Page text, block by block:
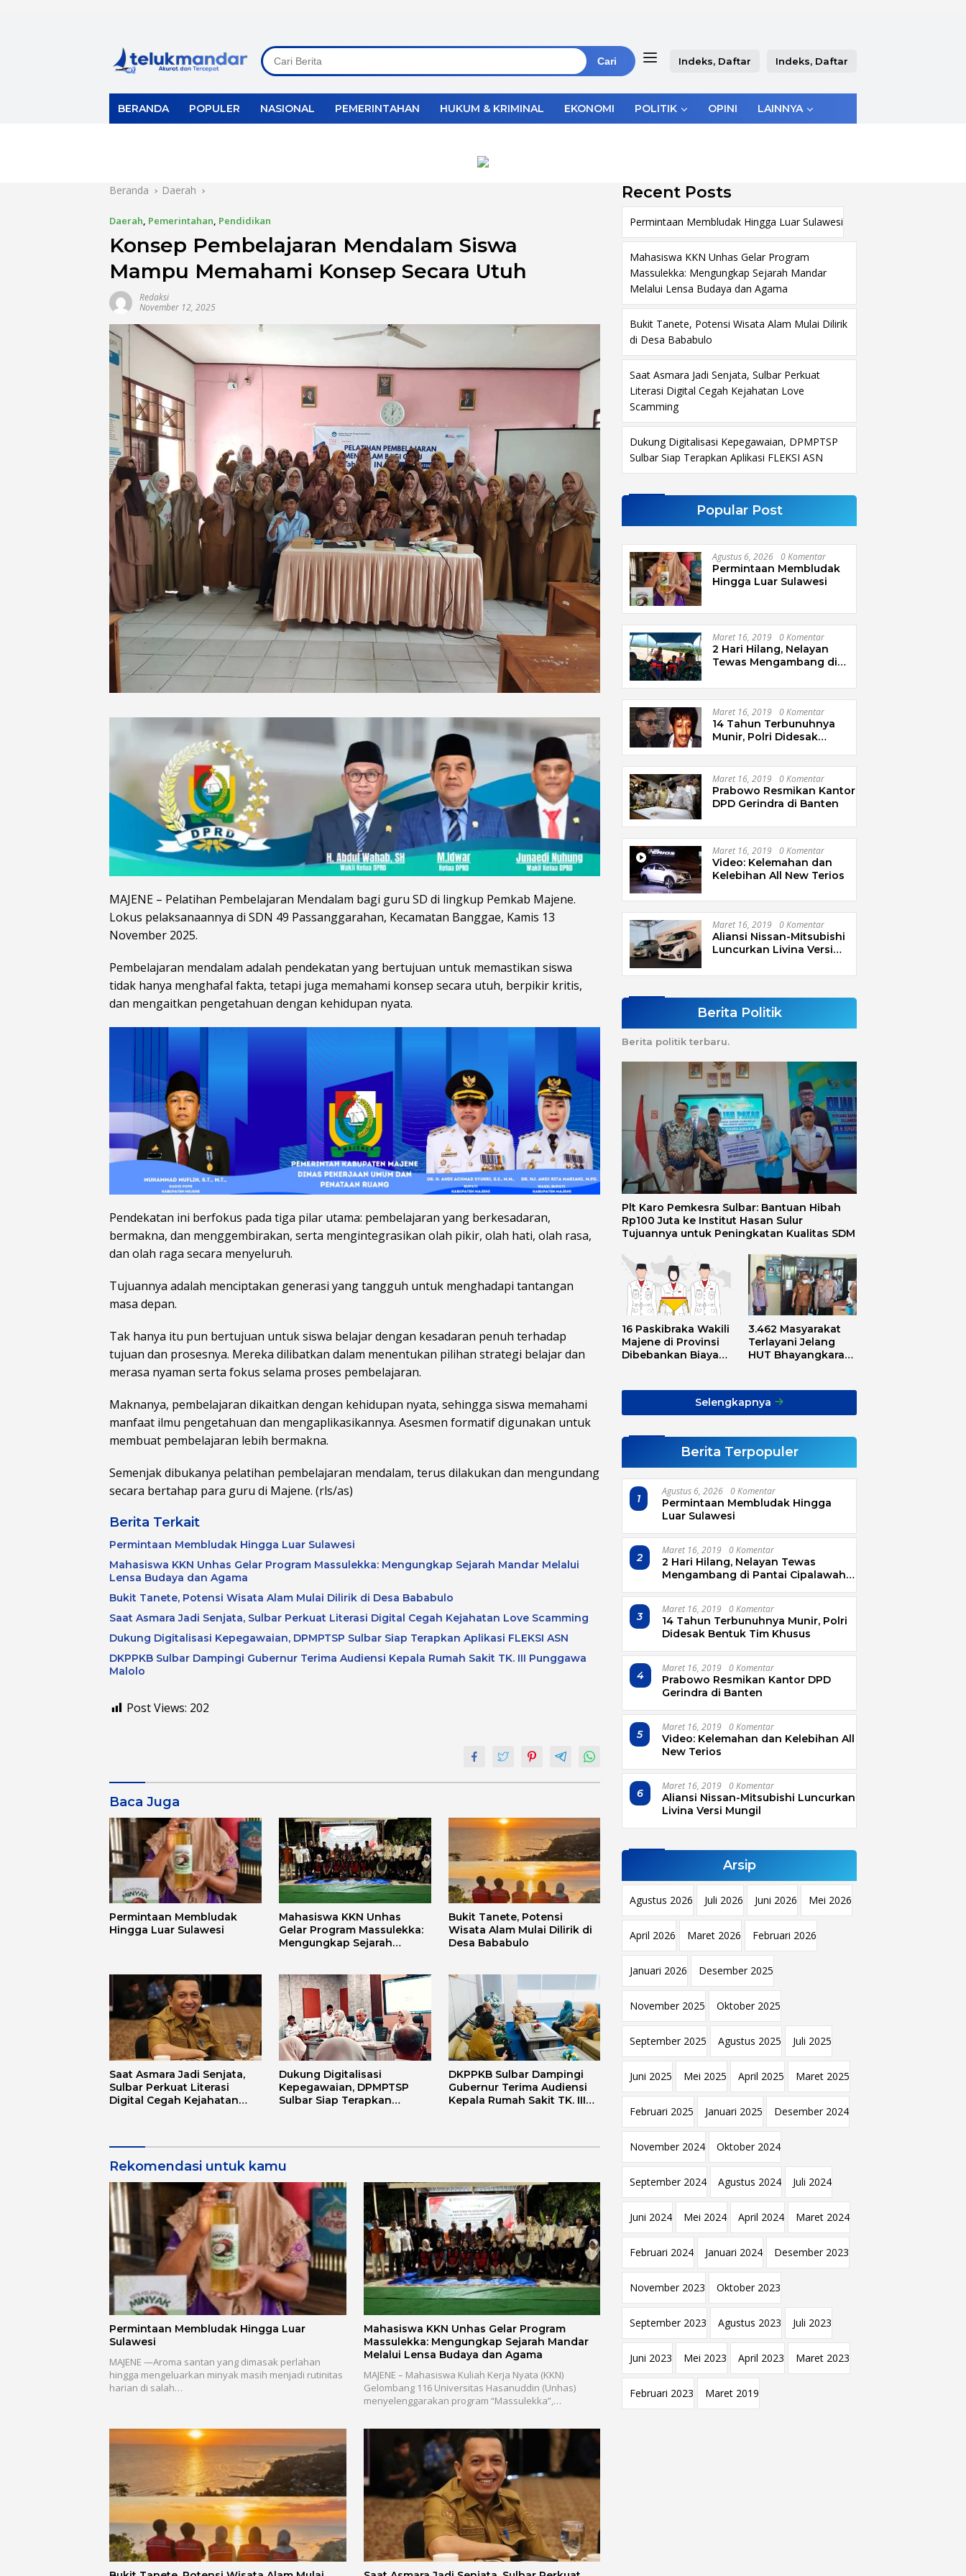
Cari Indeks, Daftar Indeks, Daftar
BERANDA POPULER NASIONAL PEMERINTAHAN HUKUM & KRIMINAL EKONOMI POLITIK OPINI LAINNYA
Beranda Daerah
Daerah, Pemerintahan, Pendidikan
Konsep Pembelajaran Mendalam Siswa
Mampu Memahami Konsep Secara Utuh
Redaksi
November 12, 2025
MAJENE – Pelatihan Pembelajaran Mendalam bagi guru SD di lingkup Pemkab Majene.
Lokus pelaksanaannya di SDN 49 Passanggarahan, Kecamatan Banggae, Kamis 13
November 2025.
Pembelajaran mendalam adalah pendekatan yang bertujuan untuk memastikan siswa
tidak hanya menghafal fakta, tetapi juga memahami konsep secara utuh, berpikir kritis,
dan mengaitkan pengetahuan dengan kehidupan nyata.
Pendekatan ini berfokus pada tiga pilar utama: pembelajaran yang berkesadaran,
bermakna, dan menggembirakan, serta mengintegrasikan olah pikir, olah hati, olah rasa,
dan olah raga secara menyeluruh.
Tujuannya adalah menciptakan generasi yang tangguh untuk menghadapi tantangan
masa depan.
Tak hanya itu pun bertujuan untuk siswa belajar dengan kesadaran penuh terhadap
tujuan dan prosesnya. Mereka dilibatkan dalam menentukan pilihan strategi belajar dan
merasa nyaman serta fokus selama proses pembelajaran.
Maknanya, pembelajaran dikaitkan dengan kehidupan nyata, sehingga siswa memahami
manfaat ilmu pengetahuan dan mengaplikasikannya. Asesmen formatif digunakan untuk
membuat pembelajaran lebih bermakna.
Semenjak dibukanya pelatihan pembelajaran mendalam, terus dilakukan dan mengundang
secara bertahap para guru di Majene. (rls/as)
Berita Terkait
Permintaan Membludak Hingga Luar Sulawesi
Mahasiswa KKN Unhas Gelar Program Massulekka: Mengungkap Sejarah Mandar Melalui
Lensa Budaya dan Agama
Bukit Tanete, Potensi Wisata Alam Mulai Dilirik di Desa Bababulo
Saat Asmara Jadi Senjata, Sulbar Perkuat Literasi Digital Cegah Kejahatan Love Scamming
Dukung Digitalisasi Kepegawaian, DPMPTSP Sulbar Siap Terapkan Aplikasi FLEKSI ASN
DKPPKB Sulbar Dampingi Gubernur Terima Audiensi Kepala Rumah Sakit TK. III Punggawa
Malolo
Post Views: 202
Baca Juga
Permintaan Membludak
Hingga Luar Sulawesi
Mahasiswa KKN Unhas
Gelar Program Massulekka:
Mengungkap Sejarah
Bukit Tanete, Potensi
Wisata Alam Mulai Dilirik di
Desa Bababulo
Saat Asmara Jadi Senjata,
Sulbar Perkuat Literasi
Digital Cegah Kejahatan
Dukung Digitalisasi
Kepegawaian, DPMPTSP
Sulbar Siap Terapkan
DKPPKB Sulbar Dampingi
Gubernur Terima Audiensi
Kepala Rumah Sakit TK. III
Rekomendasi untuk kamu
Permintaan Membludak Hingga Luar
Sulawesi
MAJENE —Aroma santan yang dimasak perlahan
hingga mengeluarkan minyak masih menjadi rutinitas
harian di salah…
Mahasiswa KKN Unhas Gelar Program
Massulekka: Mengungkap Sejarah Mandar
Melalui Lensa Budaya dan Agama
MAJENE – Mahasiswa Kuliah Kerja Nyata (KKN)
Gelombang 116 Universitas Hasanuddin (Unhas)
menyelenggarakan program “Massulekka”,…
Recent Posts
Permintaan Membludak Hingga Luar Sulawesi
Mahasiswa KKN Unhas Gelar Program
Massulekka: Mengungkap Sejarah Mandar
Melalui Lensa Budaya dan Agama
Bukit Tanete, Potensi Wisata Alam Mulai Dilirik
di Desa Bababulo
Saat Asmara Jadi Senjata, Sulbar Perkuat
Literasi Digital Cegah Kejahatan Love
Scamming
Dukung Digitalisasi Kepegawaian, DPMPTSP
Sulbar Siap Terapkan Aplikasi FLEKSI ASN
Popular Post
Agustus 6, 2026 0 Komentar
Permintaan Membludak
Hingga Luar Sulawesi
Maret 16, 2019 0 Komentar
2 Hari Hilang, Nelayan
Tewas Mengambang di
Maret 16, 2019 0 Komentar
14 Tahun Terbunuhnya
Munir, Polri Didesak
Maret 16, 2019 0 Komentar
Prabowo Resmikan Kantor
DPD Gerindra di Banten
Maret 16, 2019 0 Komentar
Video: Kelemahan dan
Kelebihan All New Terios
Maret 16, 2019 0 Komentar
Aliansi Nissan-Mitsubishi
Luncurkan Livina Versi
Berita Politik
Berita politik terbaru.
Plt Karo Pemkesra Sulbar: Bantuan Hibah
Rp100 Juta ke Institut Hasan Sulur
Tujuannya untuk Peningkatan Kualitas SDM
16 Paskibraka Wakili
Majene di Provinsi
Dibebankan Biaya
Semua
3.462 Masyarakat
Terlayani Jelang
HUT Bhayangkara
Selengkapnya
Berita Terpopuler
1
Agustus 6, 2026 0 Komentar
Permintaan Membludak Hingga
Luar Sulawesi
2
Maret 16, 2019 0 Komentar
2 Hari Hilang, Nelayan Tewas
Mengambang di Pantai Cipalawah
3
Maret 16, 2019 0 Komentar
14 Tahun Terbunuhnya Munir, Polri
Didesak Bentuk Tim Khusus
4
Maret 16, 2019 0 Komentar
Prabowo Resmikan Kantor DPD
Gerindra di Banten
5
Maret 16, 2019 0 Komentar
Video: Kelemahan dan Kelebihan All
New Terios
6
Maret 16, 2019 0 Komentar
Aliansi Nissan-Mitsubishi Luncurkan
Livina Versi Mungil
Arsip
Agustus 2026 Juli 2026 Juni 2026 Mei 2026
April 2026 Maret 2026 Februari 2026
Januari 2026 Desember 2025
November 2025 Oktober 2025
September 2025 Agustus 2025 Juli 2025
Juni 2025 Mei 2025 April 2025 Maret 2025
Februari 2025 Januari 2025 Desember 2024
November 2024 Oktober 2024
September 2024 Agustus 2024 Juli 2024
Juni 2024 Mei 2024 April 2024 Maret 2024
Februari 2024 Januari 2024 Desember 2023
November 2023 Oktober 2023
September 2023 Agustus 2023 Juli 2023
Juni 2023 Mei 2023 April 2023 Maret 2023
Februari 2023 Maret 2019